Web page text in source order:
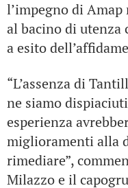
l’impegno di
al bacino di
a esito
“L’assenza di
ne siamo
esperienza
miglioramenti alla
rimediare”,
Milazzo e il